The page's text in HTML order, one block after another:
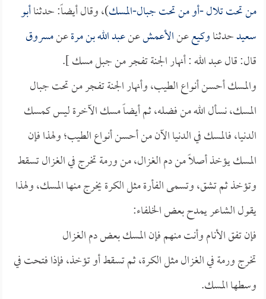
من تحت تلال -أو من تحت جبال-المسك)، وقال أيضاً: حدثناأبو
سعيدحدثناوكيععنالأعمشعنعبد الله بن مرةعنمسروق
قال: قال عبد الله : أنهار الجنة تفجر من جبل مسك ].
والمسك أحسن أنواع الطيب، وأنهار الجنة تفجر من تحت جبال
المسك، نسأل الله من فضله، ثم أيضاً مسك الآخرة ليس كمسك
الدنيا، فالمسك في الدنيا الآن من أحسن أنواع الطيب؛ ولهذا فإن
المسك يؤخذ أصلاً من دم الغزال، من ورمة تخرج في الغزال تسقط
وتؤخذ ثم تشق، وتسمى الفأرة مثل الكرة يخرج منها المسك، ولهذا
يقول الشاعر يمدح بعض الخلفاء:
فإن تفق الأنام وأنت منهم فإن المسك بعض دم الغزال
تخرج ورمة في الغزال مثل الكرة، ثم تسقط أو تؤخذ، فإذا فتحت في
وسطها المسك.